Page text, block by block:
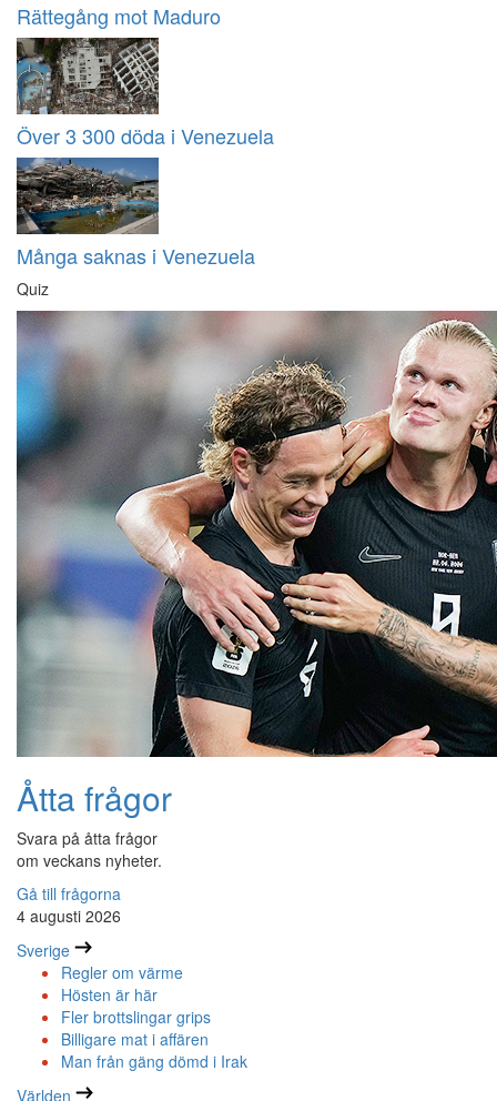
Rättegång mot Maduro
Över 3 300 döda i Venezuela
Många saknas i Venezuela
Quiz
Åtta frågor
Svara på åtta frågor
om veckans nyheter.
Gå till frågorna
4 augusti 2026
Sverige
Regler om värme
Hösten är här
Fler brottslingar grips
Billigare mat i affären
Man från gäng dömd i Irak
Världen